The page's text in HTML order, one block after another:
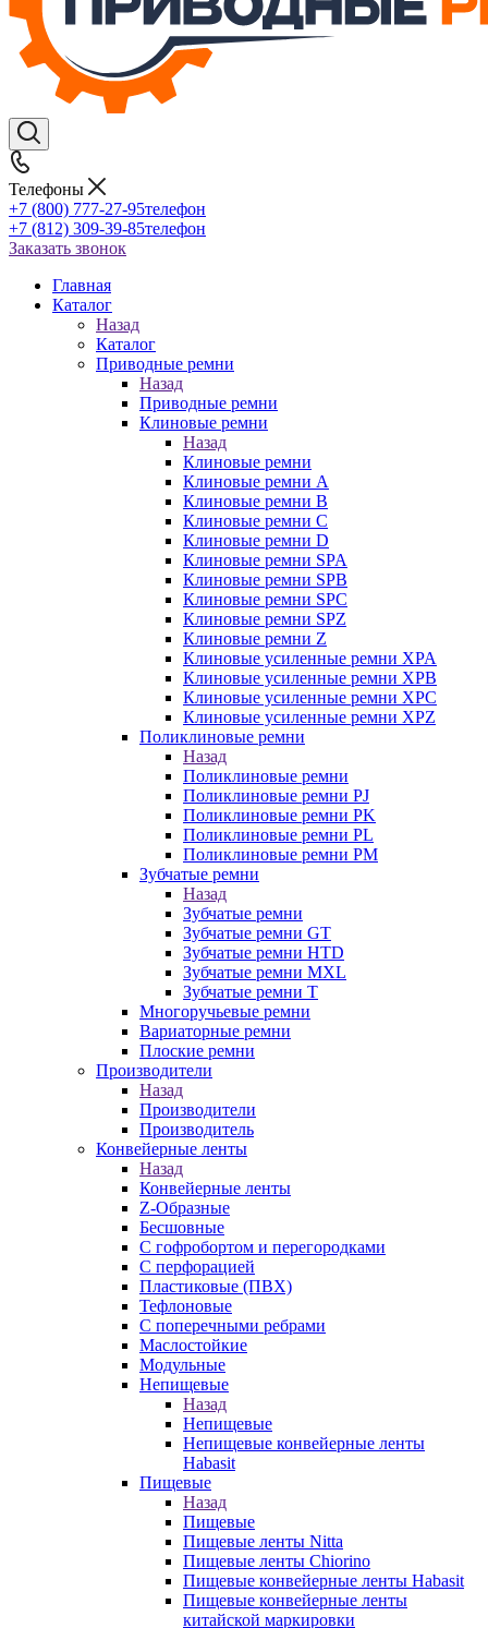
Телефоны
+7 (800) 777-27-95телефон
+7 (812) 309-39-85телефон
Заказать звонок
Главная
Каталог
Назад
Каталог
Приводные ремни
Назад
Приводные ремни
Клиновые ремни
Назад
Клиновые ремни
Клиновые ремни A
Клиновые ремни B
Клиновые ремни C
Клиновые ремни D
Клиновые ремни SPA
Клиновые ремни SPB
Клиновые ремни SPC
Клиновые ремни SPZ
Клиновые ремни Z
Клиновые усиленные ремни XPA
Клиновые усиленные ремни XPB
Клиновые усиленные ремни XPC
Клиновые усиленные ремни XPZ
Поликлиновые ремни
Назад
Поликлиновые ремни
Поликлиновые ремни PJ
Поликлиновые ремни PK
Поликлиновые ремни PL
Поликлиновые ремни PM
Зубчатые ремни
Назад
Зубчатые ремни
Зубчатые ремни GT
Зубчатые ремни HTD
Зубчатые ремни MXL
Зубчатые ремни Т
Многоручьевые ремни
Вариаторные ремни
Плоские ремни
Производители
Назад
Производители
Производитель
Конвейерные ленты
Назад
Конвейерные ленты
Z-Образные
Бесшовные
С гофробортом и перегородками
С перфорацией
Пластиковые (ПВХ)
Тефлоновые
С поперечными ребрами
Маслостойкие
Модульные
Непищевые
Назад
Непищевые
Непищевые конвейерные ленты
Habasit
Пищевые
Назад
Пищевые
Пищевые ленты Nitta
Пищевые ленты Chiorino
Пищевые конвейерные ленты Habasit
Пищевые конвейерные ленты
китайской маркировки